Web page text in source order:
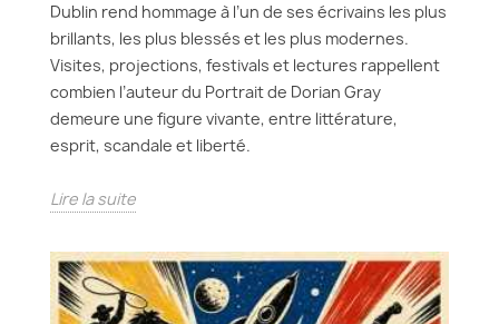
Dublin rend hommage à l’un de ses écrivains les plus
brillants, les plus blessés et les plus modernes.
Visites, projections, festivals et lectures rappellent
combien l’auteur du Portrait de Dorian Gray
demeure une figure vivante, entre littérature,
esprit, scandale et liberté.
Lire la suite